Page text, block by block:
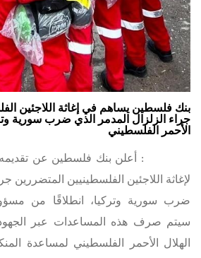
بنك فلسطين يساهم في إغاثة اللاجئين
جراء الزلزال المدمر الذي ضرب سورية
الأحمر الفلسطيني
16-2-2023: أعلن بنك فلسطين عن
لإغاثة اللاجئين الفلسطينيين المتضررين
ضرب سورية وتركيا، انطلاقًا من
سيتم صرف هذه المساعدات عبر الجهود
الهلال الأحمر الفلسطيني لمساعدة